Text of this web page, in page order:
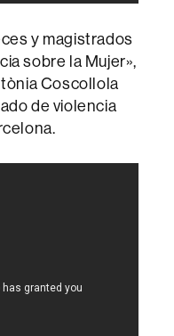
y magistrados
sobre la Mujer»,
Coscollola
de violencia